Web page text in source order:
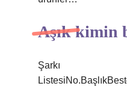
Aşık kimin
Şarkı